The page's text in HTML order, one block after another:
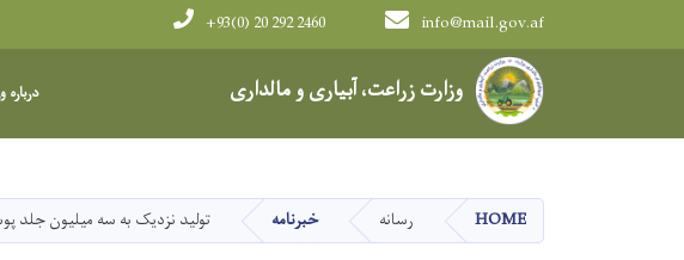
وزارت زراعت، آبیاری و مالداری
info@mail.gov.af
+93(0) 20 292 2460
Main navigation
درباره
HOME رسانه خبرنامه تولید نزدیک به سه میلیون جلد